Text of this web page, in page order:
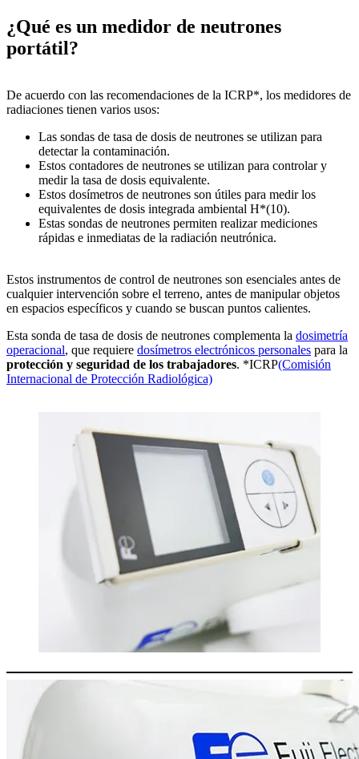
¿Qué es un medidor de neutrones
portátil?
De acuerdo con las recomendaciones de la ICRP*, los medidores de
radiaciones tienen varios usos:
Las sondas de tasa de dosis de neutrones se utilizan para
detectar la contaminación.
Estos contadores de neutrones se utilizan para controlar y
medir la tasa de dosis equivalente.
Estos dosímetros de neutrones son útiles para medir los
equivalentes de dosis integrada ambiental H*(10).
Estas sondas de neutrones permiten realizar mediciones
rápidas e inmediatas de la radiación neutrónica.
Estos instrumentos de control de neutrones son esenciales antes de
cualquier intervención sobre el terreno, antes de manipular objetos
en espacios específicos y cuando se buscan puntos calientes.
Esta sonda de tasa de dosis de neutrones complementa la dosimetría
operacional, que requiere dosímetros electrónicos personales para la
protección y seguridad de los trabajadores. *ICRP(Comisión
Internacional de Protección Radiológica)